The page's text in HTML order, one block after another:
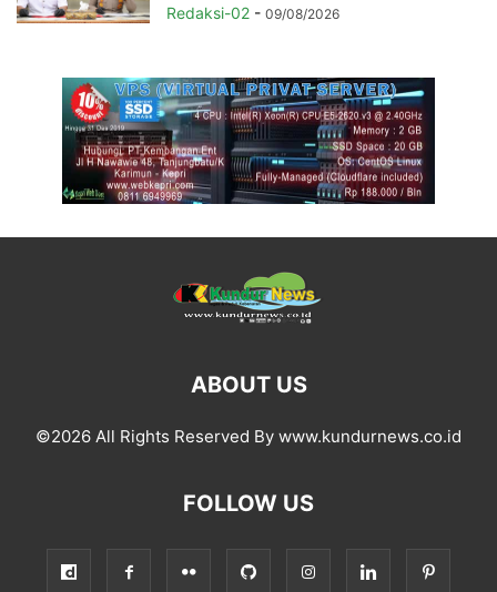
Redaksi-02 - 09/08/2026
ABOUT US
©2026 All Rights Reserved By www.kundurnews.co.id
FOLLOW US